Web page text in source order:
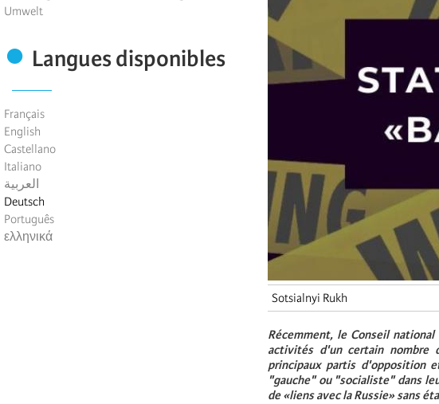
Umwelt
Langues disponibles
Français
English
Castellano
Italiano
العربية
Deutsch
Português
ελληνικά
Sotsialnyi Rukh
Récemment, le Conseil
activités d'un certain nombre
principaux partis d'opposition
"gauche" ou "socialiste" dans
de «liens avec la Russie» sans